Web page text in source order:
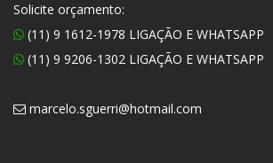
Solicite orçamento:
(11) 9 1612-1978 LIGAÇÃO E WHATSAPP
(11) 9 9206-1302 LIGAÇÃO E WHATSAPP
marcelo.sguerri@hotmail.com